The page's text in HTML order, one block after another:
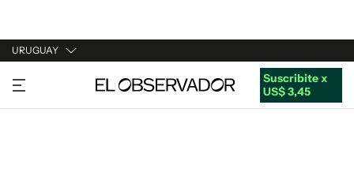
URUGUAY
URUGUAY
ARGENTINA
Suscribite x
US$ 3,45